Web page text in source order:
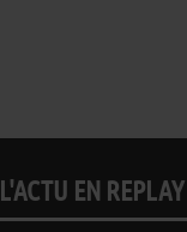
L'ACTU EN REPLAY